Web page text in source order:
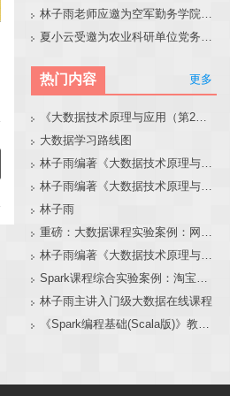
热门内容 更多
《大数据技术原理与应用（第2版）》教材官网
大数据学习路线图
林子雨编著《大数据技术原理与应用（第3版）》教材官网
林子雨编著《大数据技术原理与应用》教材配套大数据软件安装和编程实践指南
林子雨
林子雨编著《大数据技术原理与应用（第3版）》教材配套大数据软件安装和编程实践指南
林子雨主讲入门级大数据在线课程
《Spark编程基础(Scala版)》教材官网